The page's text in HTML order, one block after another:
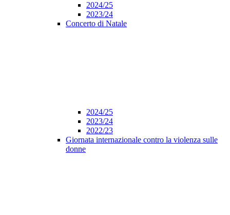
2024/25
2023/24
Concerto di Natale
2024/25
2023/24
2022/23
Giornata internazionale contro la violenza sulle
donne